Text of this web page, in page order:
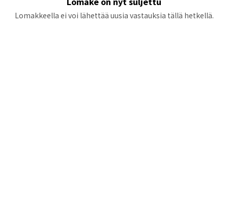
Lomakkeella ei voi lähettää uusia vastauksia tällä hetkellä.